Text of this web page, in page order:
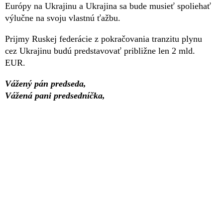
Európy na Ukrajinu a Ukrajina sa bude musieť spoliehať
výlučne na svoju vlastnú ťažbu.
Prijmy Ruskej federácie z pokračovania tranzitu plynu
cez Ukrajinu budú predstavovať približne len 2 mld.
EUR.
Vážený pán predseda,
Vážená pani predsedníčka,